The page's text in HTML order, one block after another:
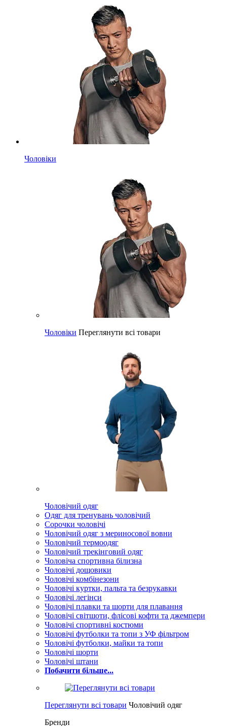
Чоловіки
Чоловіки Переглянути всі товари
Чоловічий одяг
Одяг для тренувань чоловічий
Сорочки чоловічі
Чоловічий одяг з мериносової вовни
Чоловічий термоодяг
Чоловічий трекінговий одяг
Чоловіча спортивна білизна
Чоловічі дощовики
Чоловічі комбінезони
Чоловічі куртки, пальта та безрукавки
Чоловічі легінси
Чоловічі плавки та шорти для плавання
Чоловічі світшоти, флісові кофти та джемпери
Чоловічі спортивні костюми
Чоловічі футболки та топи з УФ фільтром
Чоловічі футболки, майки та топи
Чоловічі шорти
Чоловічі штани
Побачити більше...
Переглянути всі товари Чоловічий одяг
Бренди